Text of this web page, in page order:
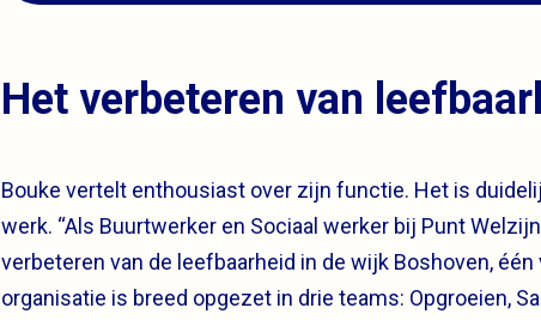
Het verbeteren van
Bouke vertelt enthousiast over zijn functie. Het is
werk. “Als Buurtwerker en Sociaal werker bij Punt
verbeteren van de leefbaarheid in de wijk Boshoven,
organisatie is breed opgezet in drie teams: Opgroeien,